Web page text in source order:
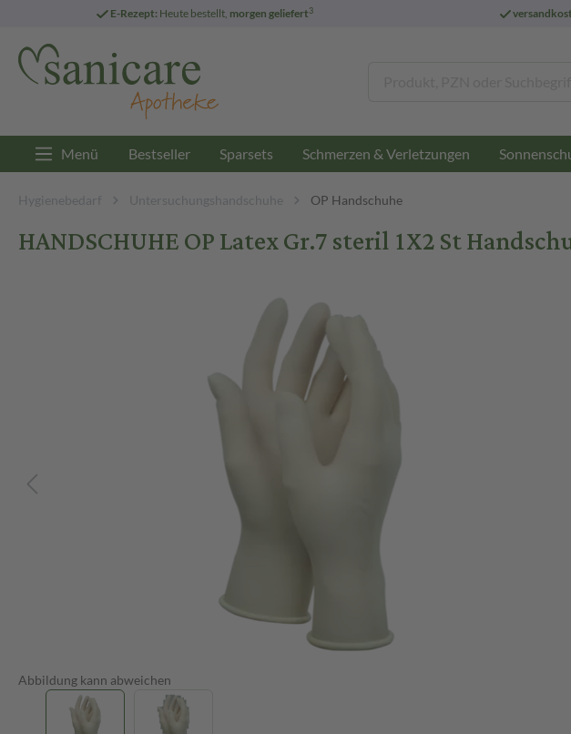
E-Rezept: Heute bestellt, morgen geliefert3
Menü Bestseller Sparsets Schmerzen & Verletzungen
Hygienebedarf Untersuchungshandschuhe OP Handschuhe
HANDSCHUHE OP Latex Gr.7 steril 1X2 St
Abbildung kann abweichen